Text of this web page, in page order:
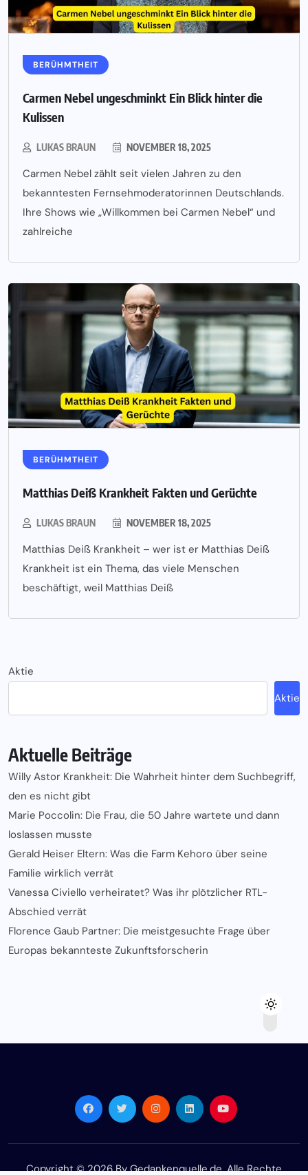
BERÜHMTHEIT
Carmen Nebel ungeschminkt Ein Blick hinter die
Kulissen
LUKAS BRAUN NOVEMBER 18, 2025
Carmen Nebel zählt seit vielen Jahren zu den
bekanntesten Fernsehmoderatorinnen Deutschlands.
Ihre Shows wie „Willkommen bei Carmen Nebel“ und
zahlreiche
BERÜHMTHEIT
Matthias Deiß Krankheit Fakten und Gerüchte
LUKAS BRAUN NOVEMBER 18, 2025
Matthias Deiß Krankheit – wer ist er Matthias Deiß
Krankheit ist ein Thema, das viele Menschen
beschäftigt, weil Matthias Deiß
Aktie
Aktie
Aktuelle Beiträge
Willy Astor Krankheit: Die Wahrheit hinter dem Suchbegriff,
den es nicht gibt
Marie Poccolin: Die Frau, die 50 Jahre wartete und dann
loslassen musste
Gerald Heiser Eltern: Was die Farm Kehoro über seine
Familie wirklich verrät
Vanessa Civiello verheiratet? Was ihr plötzlicher RTL-
Abschied verrät
Florence Gaub Partner: Die meistgesuchte Frage über
Europas bekannteste Zukunftsforscherin
Copyright © 2026 By Gedankenquelle.de. Alle Rechte